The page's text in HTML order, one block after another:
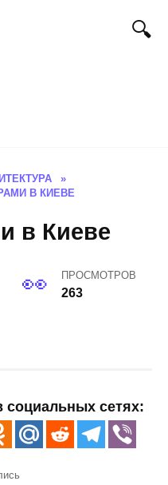
»
В КИЕВЕ
в Киеве
ПРОСМОТРОВ
263
социальных сетях: